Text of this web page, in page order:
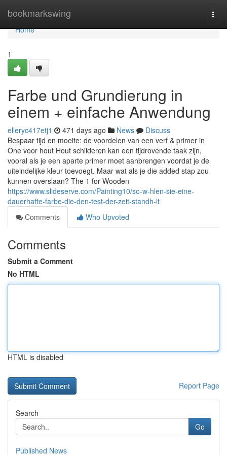
bookmarkswing
Home
Home
1
Farbe und Grundierung in
einem + einfache Anwendung
elleryc417etj1 471 days ago News
Discuss
Bespaar tijd en moeite: de voordelen van een verf & primer in
One voor hout Hout schilderen kan een tijdrovende taak zijn,
vooral als je een aparte primer moet aanbrengen voordat je de
uiteindelijke kleur toevoegt. Maar wat als je die added stap zou
kunnen overslaan? The 1 for Wooden
https://www.slideserve.com/Painting10/so-w-hlen-sie-eine-
dauerhafte-farbe-die-den-test-der-zeit-standh-lt
Comments
Who Upvoted
Comments
Submit a Comment
No HTML
HTML is disabled
Report Page
Search
Go
Published News